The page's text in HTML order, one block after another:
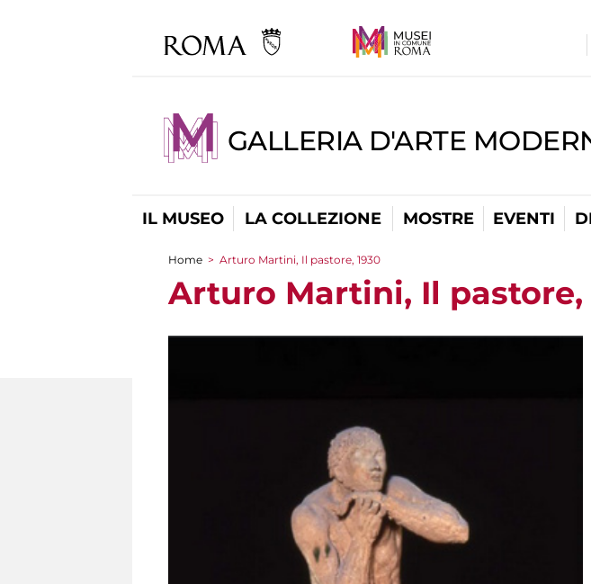
GALLERIA D'ARTE
IL MUSEO LA COLLEZIONE MOSTRE EVENTI
Tu sei qui
Home > Arturo Martini, Il pastore, 1930
Arturo Martini, Il pastore,